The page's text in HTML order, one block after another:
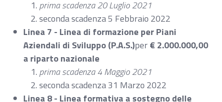
prima scadenza 20 Luglio 2021
seconda scadenza 5 Febbraio 2022
Linea 7 - Linea di formazione per Piani
Aziendali di Sviluppo (P.A.S.)per€ 2.000.000,00
a riparto nazionale
prima scadenza 4 Maggio 2021
seconda scadenza 31 Marzo 2022
Linea 8 - Linea formativa a sostegno delle